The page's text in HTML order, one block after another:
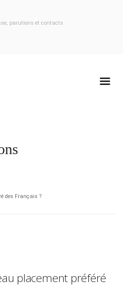
parutions et contacts
des Français ?
placement préféré